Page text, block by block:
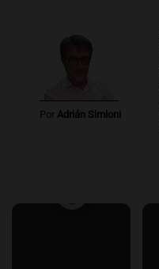
Por Adrián Simioni